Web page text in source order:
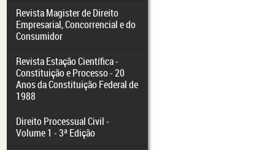
Revista Magister de Direito
Empresarial, Concorrencial e do
Consumidor
Revista Estação Científica -
Constituição e Processo - 20
Anos da Constituição Federal de
1988
Direito Processual Civil -
Volume 1 - 3ª Edição